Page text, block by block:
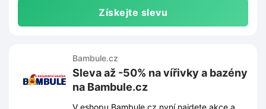
Získejte slevu
Bambule.cz
Sleva až -50% na vířivky a bazény
na Bambule.cz